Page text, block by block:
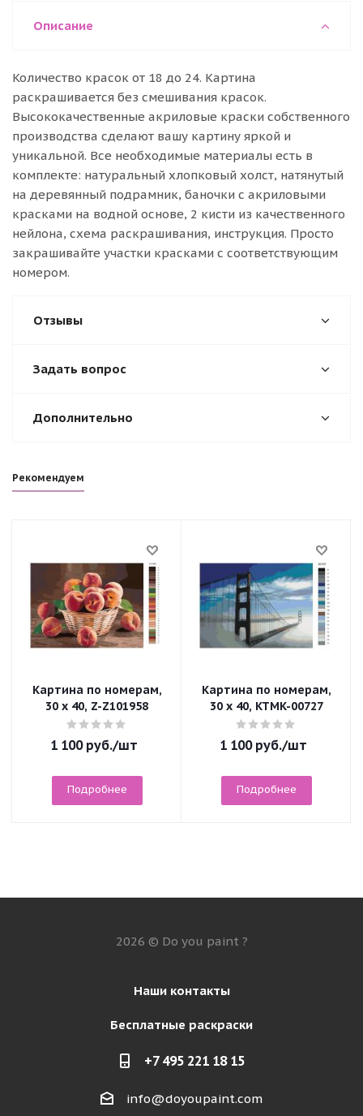
Описание
Количество красок от 18 до 24. Картина
раскрашивается без смешивания красок.
Высококачественные акриловые краски собственного
производства сделают вашу картину яркой и
уникальной. Все необходимые материалы есть в
комплекте: натуральный хлопковый холст, натянутый
на деревянный подрамник, баночки с акриловыми
красками на водной основе, 2 кисти из качественного
нейлона, схема раскрашивания, инструкция. Просто
закрашивайте участки красками с соответствующим
номером.
Отзывы
Задать вопрос
Дополнительно
Рекомендуем
Картина по номерам,
30 x 40, Z-Z101958
1 100руб./шт
Подробнее
Картина по номерам,
30 x 40, KTMK-00727
1 100руб./шт
Подробнее
2026 © Do you paint ?
Наши контакты
Бесплатные раскраски
+7 495 221 18 15
info@doyoupaint.com